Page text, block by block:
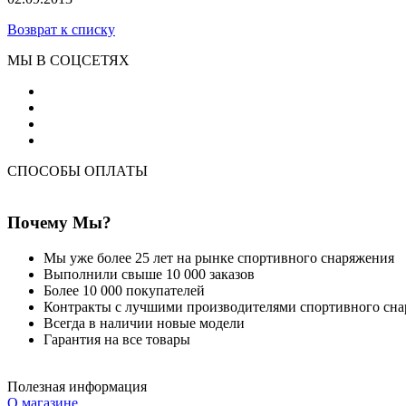
Возврат к списку
МЫ В СОЦСЕТЯХ
СПОСОБЫ ОПЛАТЫ
Почему Мы?
Мы уже более 25 лет на рынке спортивного снаряжения
Выполнили свыше 10 000 заказов
Более 10 000 покупателей
Контракты с лучшими производителями спортивного
Всегда в наличии новые модели
Гарантия на все товары
Полезная информация
О магазине